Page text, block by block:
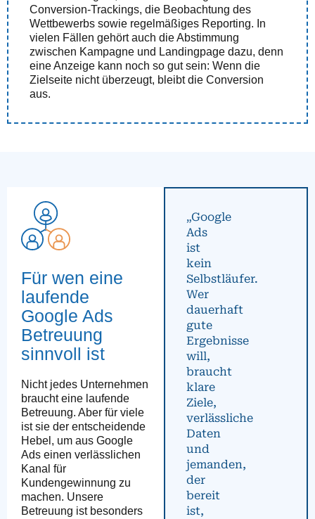
Conversion-Trackings, die Beobachtung des
Wettbewerbs sowie regelmäßiges Reporting. In
vielen Fällen gehört auch die Abstimmung
zwischen Kampagne und Landingpage dazu, denn
eine Anzeige kann noch so gut sein: Wenn die
Zielseite nicht überzeugt, bleibt die Conversion
aus.
Für wen eine
laufende
Google Ads
Betreuung
sinnvoll ist
Nicht jedes Unternehmen
braucht eine laufende
Betreuung. Aber für viele
ist sie der entscheidende
Hebel, um aus Google
Ads einen verlässlichen
Kanal für
Kundengewinnung zu
machen. Unsere
Betreuung ist besonders
„Google
Ads
ist
kein
Selbstläufer.
Wer
dauerhaft
gute
Ergebnisse
will,
braucht
klare
Ziele,
verlässliche
Daten
und
jemanden,
der
bereit
ist,